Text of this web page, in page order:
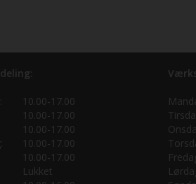
10.00-17.00
10.00-17.00
10.00-17.00
10.00-17.00
10.00-17.00
Lukket